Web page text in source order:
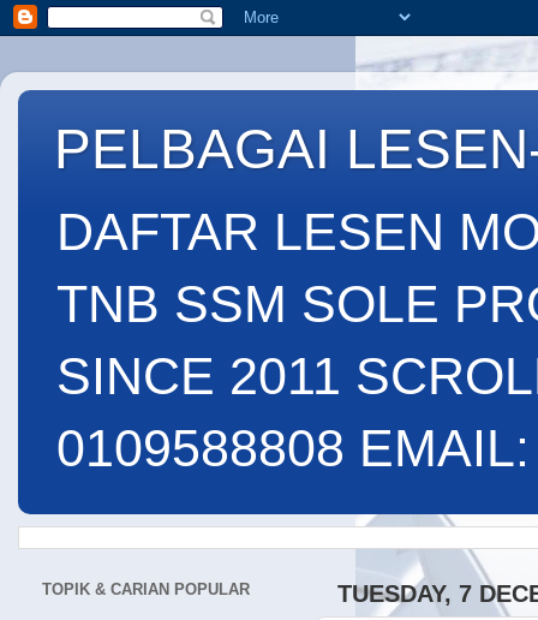
PELBAGAI
DAFTAR LESEN
TNB SSM SOLE
SINCE 2011
0109588808
TUESDAY, 7
TOPIK & CARIAN POPULAR